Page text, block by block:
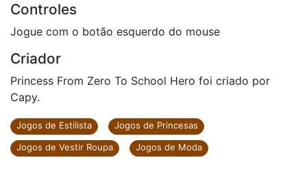
Controles
Jogue com o botão esquerdo do mouse
Criador
Princess From Zero To School Hero foi criado por
Capy.
Jogos de Estilista
Jogos de Princesas
Jogos de Vestir Roupa
Jogos de Moda